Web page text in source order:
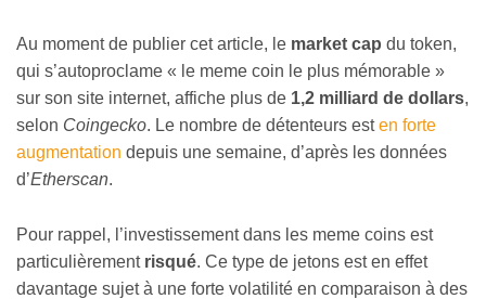
Au moment de publier cet article, le market cap du token,
qui s’autoproclame « le meme coin le plus mémorable »
sur son site internet, affiche plus de 1,2 milliard de dollars,
selon Coingecko. Le nombre de détenteurs esten forte
augmentation depuis une semaine, d’après les données
d’Etherscan.
Pour rappel, l’investissement dans les meme coins est
particulièrement risqué. Ce type de jetons est en effet
davantage sujet à une forte volatilité en comparaison à des